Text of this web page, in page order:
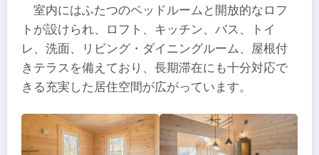
室内にはふたつのベッドルームと開放的なロフ
トが設けられ、ロフト、キッチン、バス、トイ
レ、洗面、リビング・ダイニングルーム、屋根付
きテラスを備えており、長期滞在にも十分対応で
きる充実した居住空間が広がっています。